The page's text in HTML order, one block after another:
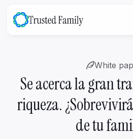
White
Se acerca la gran
riqueza.
de tu